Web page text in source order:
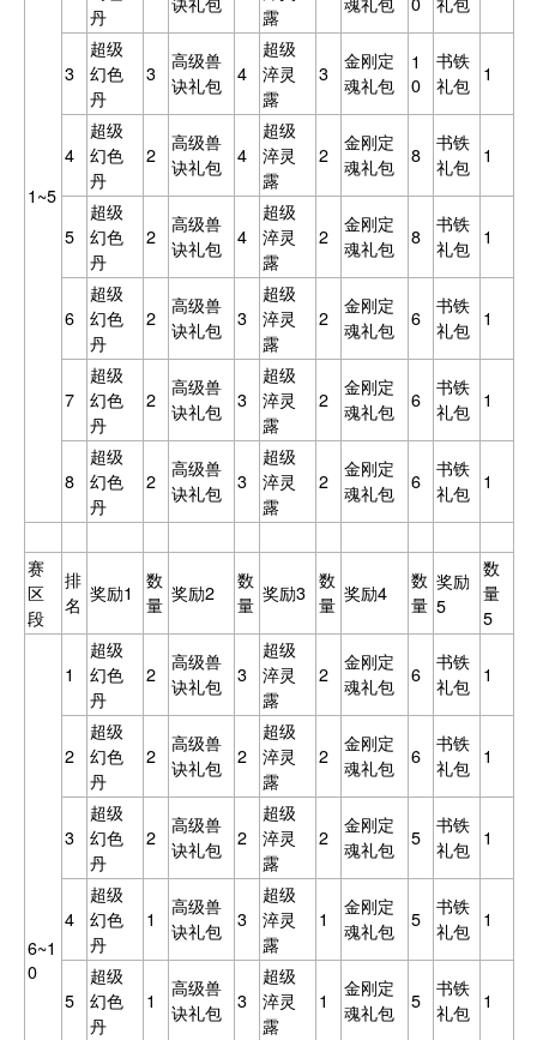
1~5
丹
露
3
超级
幻色
丹
3
高级兽
诀礼包
4
超级
淬灵
露
3
金刚定
魂礼包
1
0
书铁
礼包 1
4
超级
幻色
丹
2
高级兽
诀礼包
4
超级
淬灵
露
2
金刚定
魂礼包
8
书铁
礼包 1
5
超级
幻色
丹
2
高级兽
诀礼包
4
超级
淬灵
露
2
金刚定
魂礼包
8
书铁
礼包 1
6
超级
幻色
丹
2
高级兽
诀礼包
3
超级
淬灵
露
2
金刚定
魂礼包
6
书铁
礼包 1
7
超级
幻色
丹
2
高级兽
诀礼包
3
超级
淬灵
露
2
金刚定
魂礼包
6
书铁
礼包 1
8
超级
幻色
丹
2
高级兽
诀礼包
3
超级
淬灵
露
2
金刚定
魂礼包
6
书铁
礼包 1
赛
区
段
排
名 奖励1
数
量 奖励2
数
量 奖励3
数
量 奖励4
数
量
奖励
5
数
量
5
6~1
0
1
超级
幻色
丹
2
高级兽
诀礼包
3
超级
淬灵
露
2
金刚定
魂礼包
6
书铁
礼包 1
2
超级
幻色
丹
2
高级兽
诀礼包
2
超级
淬灵
露
2
金刚定
魂礼包
6
书铁
礼包 1
3
超级
幻色
丹
2
高级兽
诀礼包
2
超级
淬灵
露
2
金刚定
魂礼包
5
书铁
礼包 1
4
超级
幻色
丹
1
高级兽
诀礼包
3
超级
淬灵
露
1
金刚定
魂礼包
5
书铁
礼包 1
5
超级
幻色
丹
1
高级兽
诀礼包
3
超级
淬灵
露
1
金刚定
魂礼包
5
书铁
礼包 1